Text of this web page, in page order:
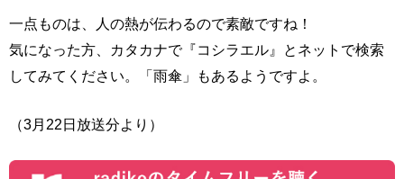
一点ものは、人の熱が伝わるので素敵ですね！
気になった方、カタカナで『コシラエル』とネットで検索
してみてください。「雨傘」もあるようですよ。
（3月22日放送分より）